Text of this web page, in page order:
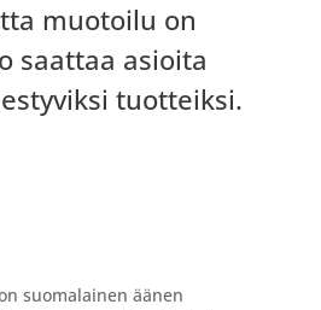
muotoilu on
saattaa asioita
tuotteiksi.
suomalainen äänen